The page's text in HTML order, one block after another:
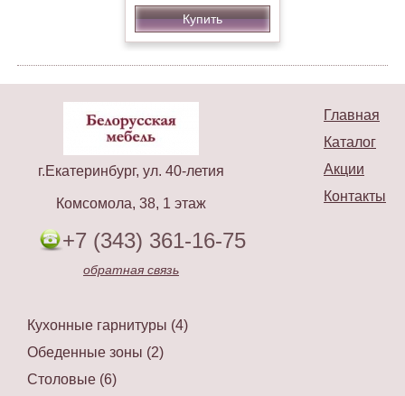
Купить
Главная
Каталог
Акции
Контакты
г.Екатеринбург, ул. 40-летия
Комсомола, 38, 1 этаж
+7 (343) 361-16-75
обратная связь
Кухонные гарнитуры (4)
Обеденные зоны (2)
Столовые (6)